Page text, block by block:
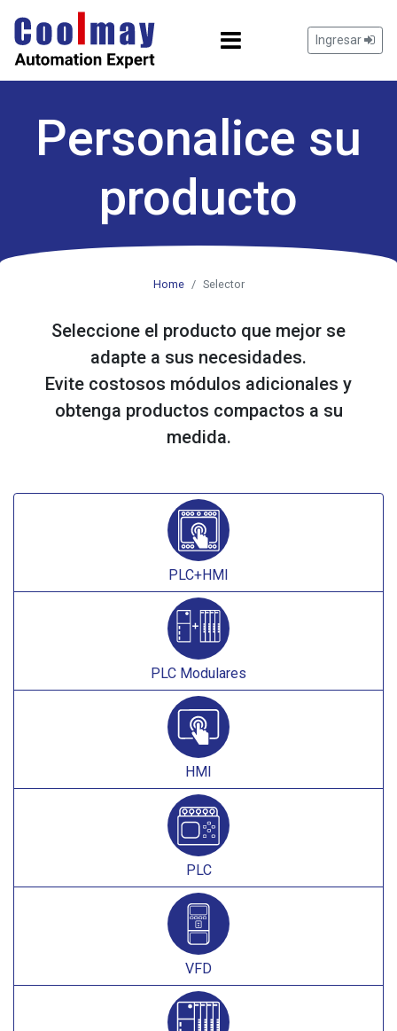
Ingresar
Personalice su
producto
Home Selector
Seleccione el producto que mejor se
adapte a sus necesidades.
Evite costosos módulos adicionales y
obtenga productos compactos a su
medida.
PLC+HMI
PLC Modulares
HMI
PLC
VFD